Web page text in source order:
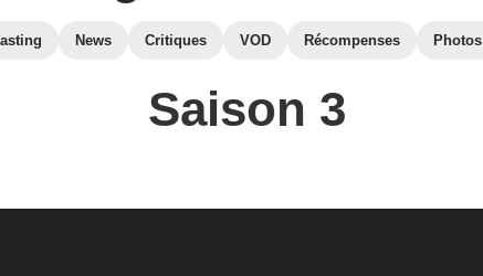
News Critiques VOD Récompenses Photos
Saison 3